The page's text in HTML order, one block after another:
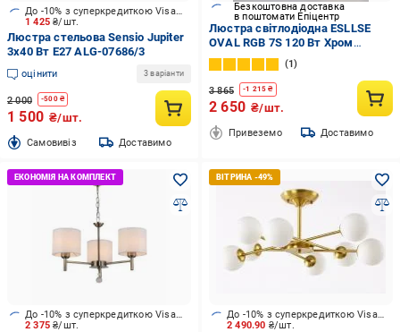
1 425₴/шт.
До -10% з суперкредиткою Visa Вигода
Люстра стельова Sensio Jupiter
3x40 Вт E27 ALG-07686/3
оцінити 3 варіанти
2 000 -500₴
1 500 ₴/шт.
Cамовивіз Доставимо
Безкоштовна доставка
в поштомати Епіцентр
Люстра світлодіодна ESLLSE
OVAL RGB 7S 120 Вт Хром
(10516)
1
3 865 -1 215 ₴
2 650 ₴/шт.
Привеземо Доставимо
2 375₴/шт.
До -10% з суперкредиткою Visa Вигода
2 490.90 ₴/шт.
До -10% з суперкредиткою Visa Вигода